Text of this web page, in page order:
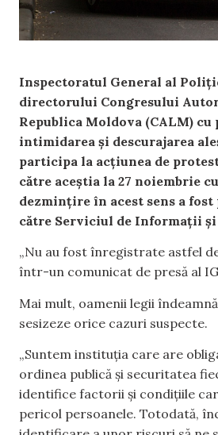
Inspectoratul General al
directorului Congresului
Republica Moldova (CALM)
intimidarea și descurajarea
participa la acțiunea de
către aceștia la 27 noiembrie
dezmințire în acest sens a fost
către Serviciul de Informații și
„Nu au fost înregistrate astfel
într-un comunicat de presă al
Mai mult, oamenii legii
sesizeze orice cazuri suspecte.
„Suntem instituția care are
ordinea publică și securitatea
identifice factorii și condițiile
pericol persoanele. Totodată,